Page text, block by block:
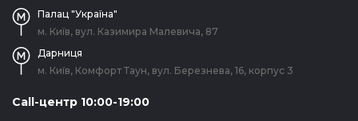
Палац "Україна"
м. Київ, вул. Казимира Малевича, 87
Дарниця
м. Київ, Комфорт Таун, вул. Березнева, 16, корпус 3
Call-центр 10:00-19:00